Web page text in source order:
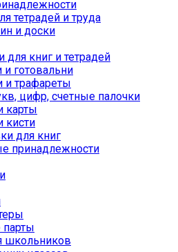
тетрадей и труда
и доски
для книг и тетрадей
и готовальни
и трафареты
цифр, счетные палочки
карты
кисти
для книг
принадлежности
парты
школьников